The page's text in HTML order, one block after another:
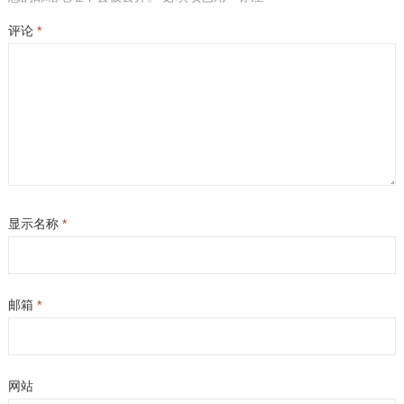
评论 *
显示名称 *
邮箱 *
网站